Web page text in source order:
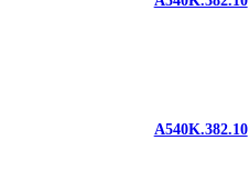
A540K.382.10